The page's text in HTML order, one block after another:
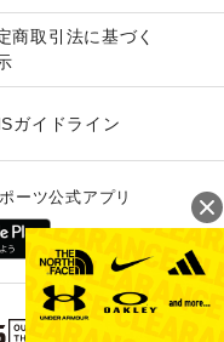
商取引法に基づく
ガイドライン
ーツ公式アプリ